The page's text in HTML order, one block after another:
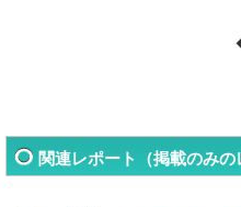
関連レポート（掲載のみ